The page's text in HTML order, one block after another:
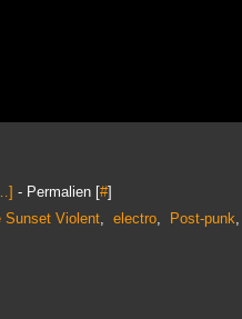
] - Permalien [#]
Sunset Violent, electro, Post-punk,